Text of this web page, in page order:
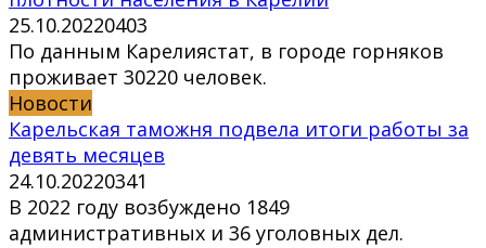
25.10.20220403
По данным Карелиястат, в городе горняков
проживает 30220 человек.
Новости
Карельская таможня подвела итоги работы за
девять месяцев
24.10.20220341
В 2022 году возбуждено 1849
административных и 36 уголовных дел.